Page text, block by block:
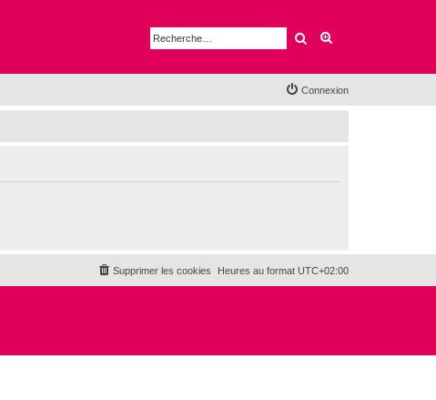
Rechercher
Connexion
Heures au format UTC+02:00
Supprimer les cookies